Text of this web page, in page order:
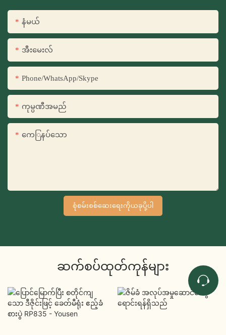
နံမယ်
အီးမေးလ်
Phone/WhatsApp/Skype
ကုမ္ပဏီအမည်
ကေြနပ်သော
စုံစမ်းစစ်ဆေးရေးကိုယခုပို့ပါ
ဆက်စပ်ထုတ်ကုန်များ